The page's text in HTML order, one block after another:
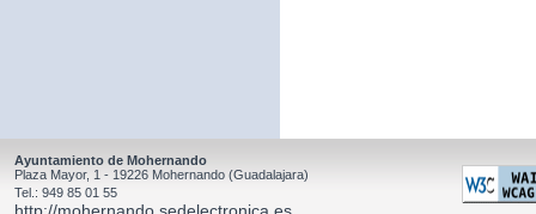
Ayuntamiento de Mohernando
Plaza Mayor, 1 - 19226 Mohernando (Guadalajara)
Tel.: 949 85 01 55